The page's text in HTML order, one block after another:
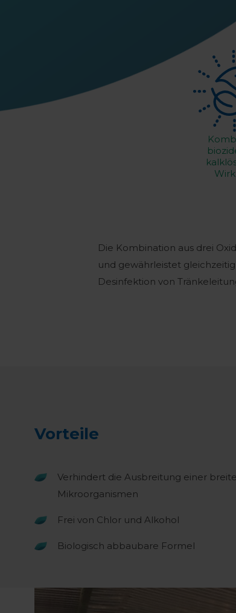
Die Kombination aus drei
und gewährleistet
Desinfektion von
Vorteile
Verhindert die Ausbreitung einer
Mikroorganismen
Frei von Chlor und Alkohol
Biologisch abbaubare Formel